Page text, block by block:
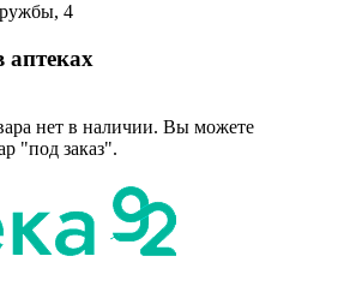
4
аптеках
нет в наличии. Вы можете
"под заказ".